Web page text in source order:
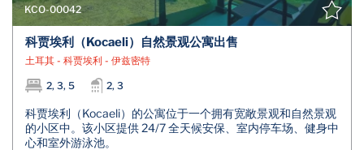
KCO-00042
科贾埃利（Kocaeli）自然景观公寓出售
土耳其 - 科贾埃利 - 伊兹密特
2, 3, 5 2, 3
科贾埃利（Kocaeli）的公寓位于一个拥有宽敞景观和自然景观
的小区中。该小区提供 24/7 全天候安保、室内停车场、健身中
心和室外游泳池。